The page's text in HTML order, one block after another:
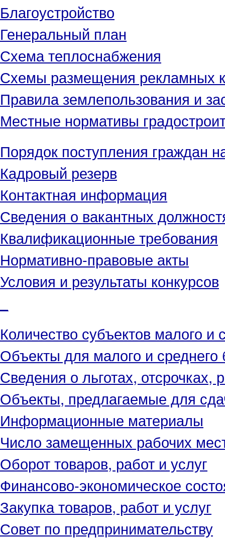
Благоустройство
Генеральный план
Схема теплоснабжения
Схемы размещения рекламных
Правила землепользования и
Местные нормативы
Порядок поступления граждан
Кадровый резерв
Контактная информация
Сведения о вакантных
Квалификационные требования
Нормативно-правовые акты
Условия и результаты конкурсов
Количество субъектов малого и
Объекты для малого и среднего
Сведения о льготах, отсрочках,
Объекты, предлагаемые для
Информационные материалы
Число замещенных рабочих
Оборот товаров, работ и услуг
Финансово-экономическое
Закупка товаров, работ и услуг
Совет по предпринимательству